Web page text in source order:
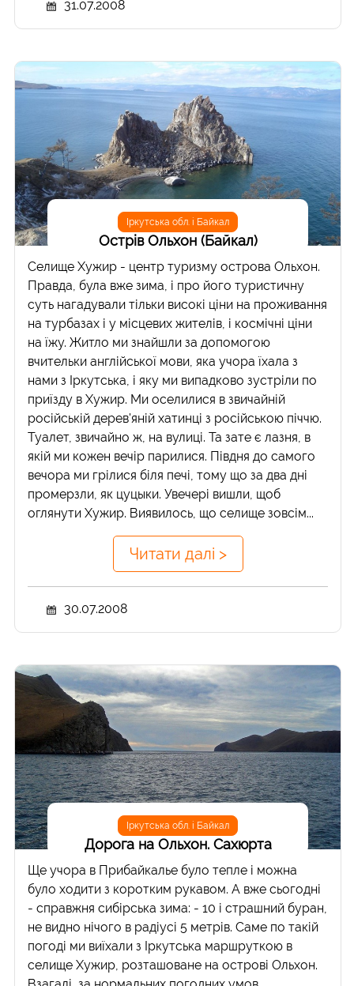
31.07.2008
Іркутська обл. і Байкал
Острів Ольхон (Байкал)
Селище Хужир - центр туризму острова Ольхон.
Правда, була вже зима, і про його туристичну
суть нагадували тільки високі ціни на проживання
на турбазах і у місцевих жителів, і космічні ціни
на їжу. Житло ми знайшли за допомогою
вчительки англійської мови, яка учора їхала з
нами з Іркутська, і яку ми випадково зустріли по
приїзду в Хужир. Ми оселилися в звичайній
російській дерев'яній хатинці з російською піччю.
Туалет, звичайно ж, на вулиці. Та зате є лазня, в
якій ми кожен вечір парилися. Півдня до самого
вечора ми грілися біля печі, тому що за два дні
промерзли, як цуцыки. Увечері вишли, щоб
оглянути Хужир. Виявилось, що селище зовсім...
Читати далі >
30.07.2008
Іркутська обл. і Байкал
Дорога на Ольхон. Сахюрта
Ще учора в Прибайкалье було тепле і можна
було ходити з коротким рукавом. А вже сьогодні
- справжня сибірська зима: - 10 і страшний буран,
не видно нічого в радіусі 5 метрів. Саме по такій
погоді ми виїхали з Іркутська маршруткою в
селище Хужир, розташоване на острові Ольхон.